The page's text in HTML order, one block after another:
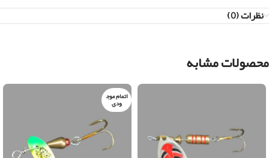
نظرات (0)
محصولات مشابه
اتمام موج
ودی